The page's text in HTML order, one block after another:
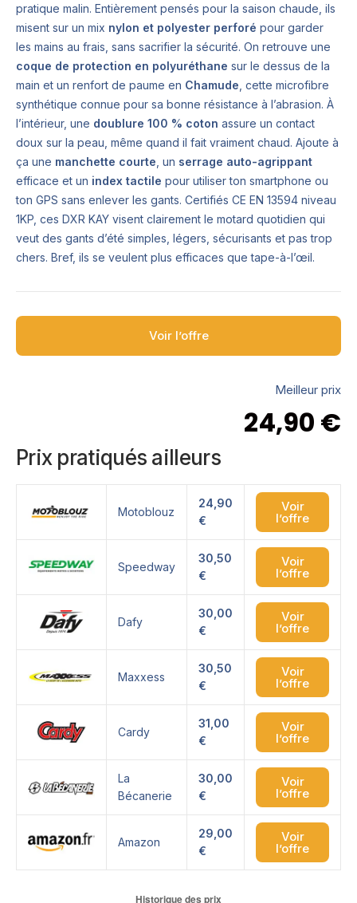
pratique malin. Entièrement pensés pour la saison chaude, ils
misent sur un mix nylon et polyester perforé pour garder
les mains au frais, sans sacrifier la sécurité. On retrouve une
coque de protection en polyuréthane sur le dessus de la
main et un renfort de paume en Chamude , cette microfibre
synthétique connue pour sa bonne résistance à l’abrasion. À
l’intérieur, une doublure 100 % coton assure un contact
doux sur la peau, même quand il fait vraiment chaud. Ajoute à
ça une manchette courte , un serrage auto-agrippant
efficace et un index tactile pour utiliser ton smartphone ou
ton GPS sans enlever les gants. Certifiés CE EN 13594 niveau
1KP, ces DXR KAY visent clairement le motard quotidien qui
veut des gants d’été simples, légers, sécurisants et pas trop
chers. Bref, ils se veulent plus efficaces que tape-à-l’œil.
Voir l’offre
Meilleur prix
24,90 €
Prix pratiqués ailleurs
Motoblouz
24,90
€
Voir
l’offre
Speedway
30,50
€
Voir
l’offre
Dafy
30,00
€
Voir
l’offre
Maxxess
30,50
€
Voir
l’offre
Cardy
31,00
€
Voir
l’offre
La
Bécanerie
30,00
€
Voir
l’offre
Amazon
29,00
€
Voir
l’offre